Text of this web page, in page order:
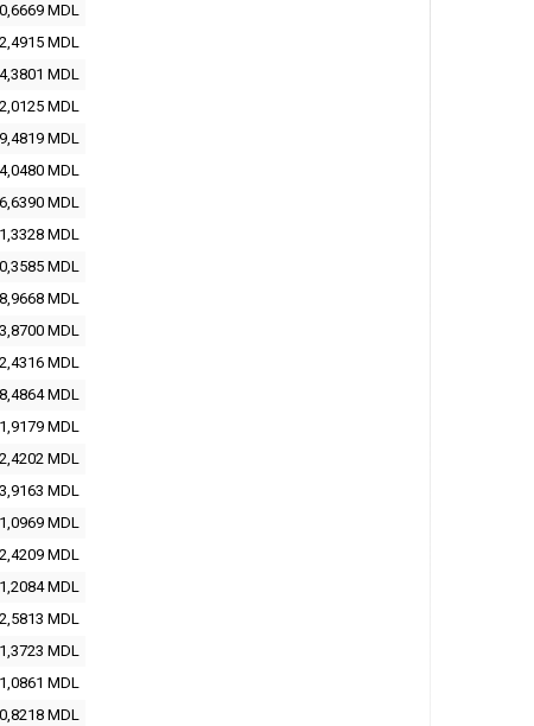
0,6669 MDL
2,4915 MDL
4,3801 MDL
2,0125 MDL
9,4819 MDL
4,0480 MDL
6,6390 MDL
1,3328 MDL
0,3585 MDL
MDL
MDL
2,4316 MDL
8,4864 MDL
1,9179 MDL
2,4202 MDL
3,9163 MDL
1,0969 MDL
2,4209 MDL
1,2084 MDL
2,5813 MDL
1,3723 MDL
MDL
0,8218 MDL